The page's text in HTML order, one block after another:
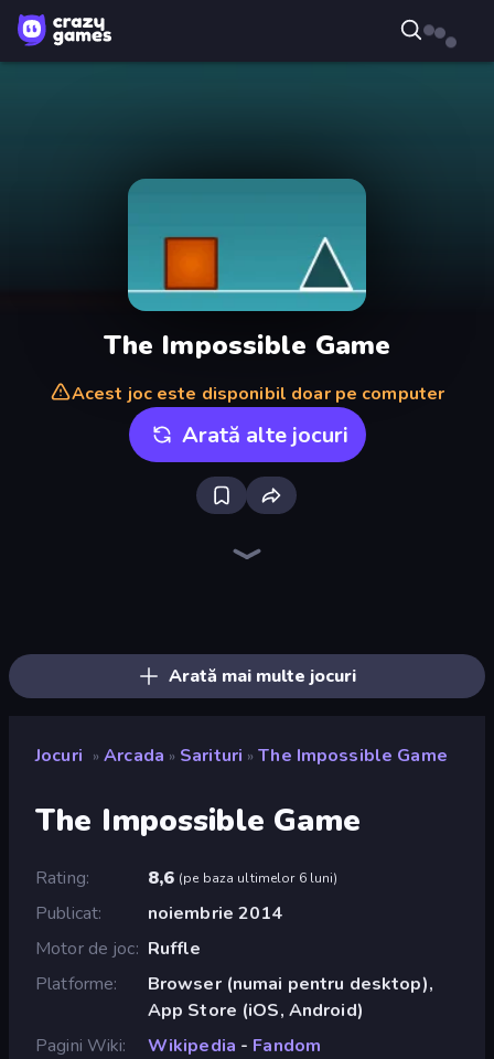
The Impossible Game
Acest joc este disponibil doar pe computer
Arată alte jocuri
Arată mai multe jocuri
Jocuri » Arcada » Sarituri » The Impossible Game
The Impossible Game
Rating 8,6 (pe baza ultimelor 6 luni)
Publicat
noiembrie 2014
Motor de joc Ruffle
Platforme
Browser (numai pentru desktop),
App Store (iOS, Android)
Pagini Wiki
Wikipedia - Fandom